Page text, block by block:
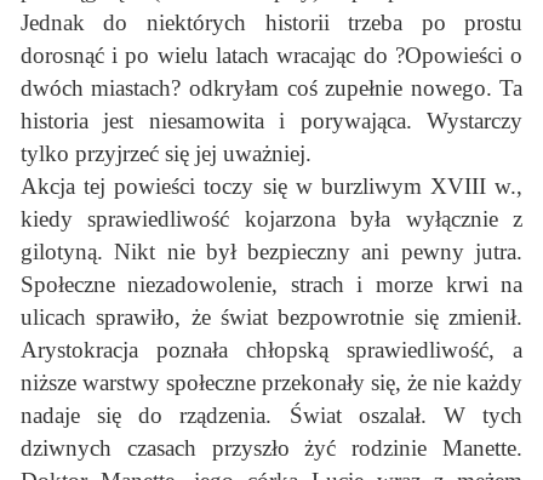
Jednak do niektórych historii trzeba po prostu
dorosnąć i po wielu latach wracając do ?Opowieści o
dwóch miastach? odkryłam coś zupełnie nowego. Ta
historia jest niesamowita i porywająca. Wystarczy
tylko przyjrzeć się jej uważniej.
Akcja tej powieści toczy się w burzliwym XVIII w.,
kiedy sprawiedliwość kojarzona była wyłącznie z
gilotyną. Nikt nie był bezpieczny ani pewny jutra.
Społeczne niezadowolenie, strach i morze krwi na
ulicach sprawiło, że świat bezpowrotnie się zmienił.
Arystokracja poznała chłopską sprawiedliwość, a
niższe warstwy społeczne przekonały się, że nie każdy
nadaje się do rządzenia. Świat oszalał. W tych
dziwnych czasach przyszło żyć rodzinie Manette.